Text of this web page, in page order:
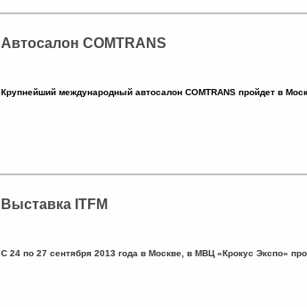
Автосалон COMTRANS
Крупнейший международный автосалон COMTRANS пройдет в
Выставка ITFM
С 24 по 27 сентября 2013 года в Москве, в МВЦ «Крокус Экспо»